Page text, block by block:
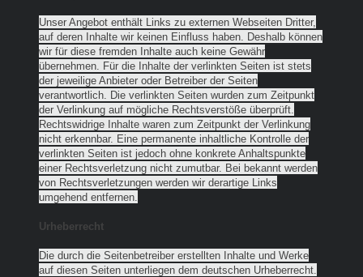
Unser Angebot enthält Links zu externen Webseiten Dritter,
auf deren Inhalte wir keinen Einfluss haben. Deshalb können
wir für diese fremden Inhalte auch keine Gewähr
übernehmen. Für die Inhalte der verlinkten Seiten ist stets
der jeweilige Anbieter oder Betreiber der Seiten
verantwortlich. Die verlinkten Seiten wurden zum Zeitpunkt
der Verlinkung auf mögliche Rechtsverstöße überprüft.
Rechtswidrige Inhalte waren zum Zeitpunkt der Verlinkung
nicht erkennbar. Eine permanente inhaltliche Kontrolle der
verlinkten Seiten ist jedoch ohne konkrete Anhaltspunkte
einer Rechtsverletzung nicht zumutbar. Bei bekannt werden
von Rechtsverletzungen werden wir derartige Links
umgehend entfernen.
Urheberrecht
Die durch die Seitenbetreiber erstellten Inhalte und Werke
auf diesen Seiten unterliegen dem deutschen Urheberrecht.